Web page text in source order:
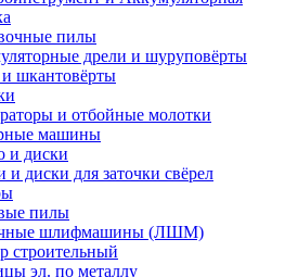
пилы
дрели и шуруповёрты
шкантовёрты
и отбойные молотки
машины
и диски
и диски для заточки свёрел
пилы
шлифмашины (ЛШМ)
строительный
эл. по металлу